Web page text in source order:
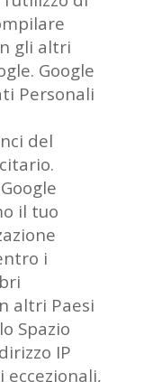
gli altri
Google
Personali
del
il tuo
i
altri Paesi
Spazio
IP
eccezionali,